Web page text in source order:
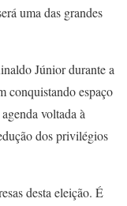
uma das grandes
Júnior durante a
conquistando espaço
voltada à
dos privilégios
desta eleição. É